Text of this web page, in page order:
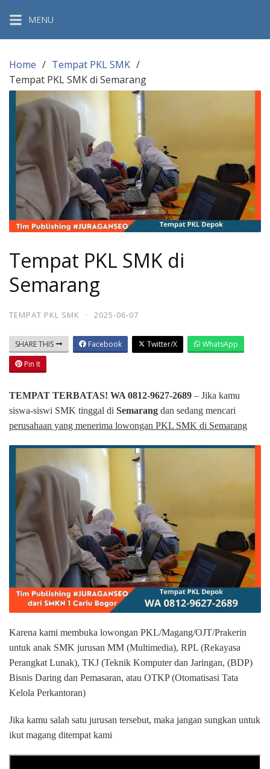
content
MENU
Home
Tempat PKL SMK
Tempat PKL SMK di Semarang
Tempat PKL SMK di
Semarang
TEMPAT PKL SMK · 2025-06-07
SHARE THIS Facebook Twitter/X
WhatsApp
Pin It
TEMPAT TERBATAS! WA 0812-9627-2689 – Jika kamu
siswa-siswi SMK tinggal di Semarang dan sedang mencari
perusahaan yang menerima lowongan PKL SMK di Semarang
Karena kami membuka lowongan PKL/Magang/OJT/Prakerin
untuk anak SMK jurusan MM (Multimedia), RPL (Rekayasa
Perangkat Lunak), TKJ (Teknik Komputer dan Jaringan, (BDP)
Bisnis Daring dan Pemasaran, atau OTKP (Otomatisasi Tata
Kelola Perkantoran)
Jika kamu salah satu jurusan tersebut, maka jangan sungkan untuk
ikut magang ditempat kami